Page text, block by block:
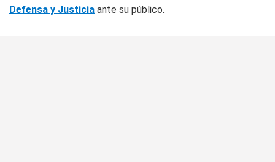
Defensa y Justicia ante su público.